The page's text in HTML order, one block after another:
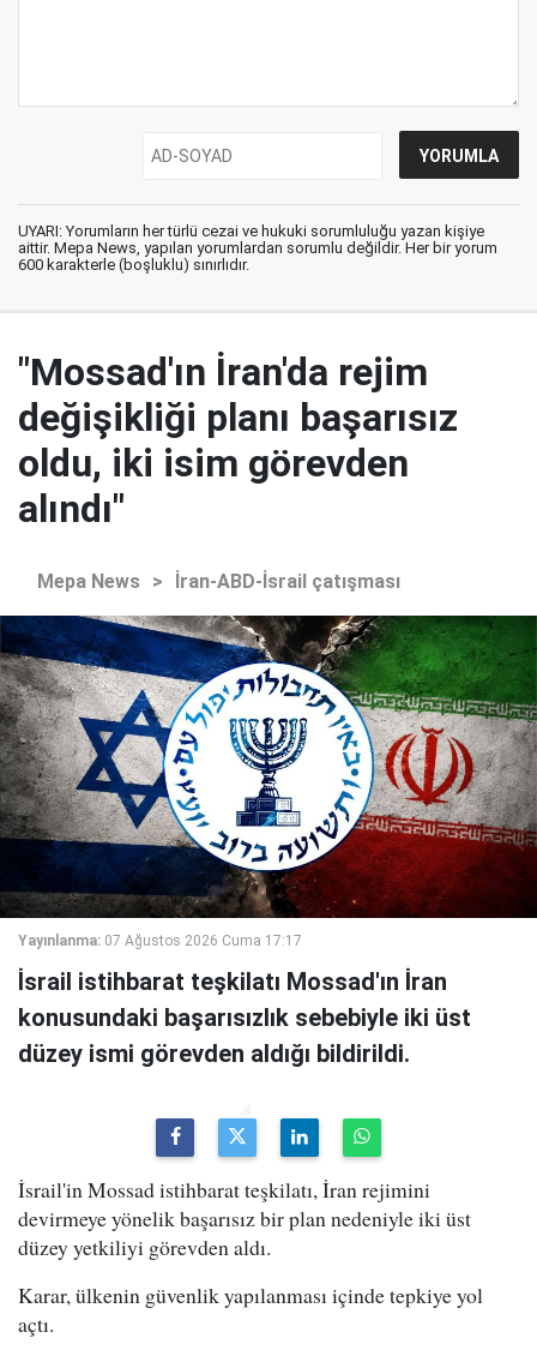
UYARI: Yorumların her türlü cezai ve hukuki sorumluluğu yazan kişiye
aittir. Mepa News, yapılan yorumlardan sorumlu değildir. Her bir yorum
600 karakterle (boşluklu) sınırlıdır.
"Mossad'ın İran'da rejim
değişikliği planı başarısız
oldu, iki isim görevden
alındı"
Mepa News > İran-ABD-İsrail çatışması
Yayınlanma: 07 Ağustos 2026 Cuma 17:17
İsrail istihbarat teşkilatı Mossad'ın İran
konusundaki başarısızlık sebebiyle iki üst
düzey ismi görevden aldığı bildirildi.
İsrail'in Mossad istihbarat teşkilatı, İran rejimini
devirmeye yönelik başarısız bir plan nedeniyle iki üst
düzey yetkiliyi görevden aldı.
Karar, ülkenin güvenlik yapılanması içinde tepkiye yol
açtı.